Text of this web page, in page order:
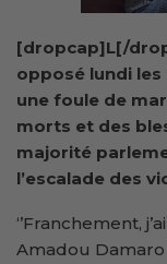
[dropcap]L[/
opposé lundi
une foule de
morts et des
majorité
l’escalade des
‘’Franchement,
Amadou